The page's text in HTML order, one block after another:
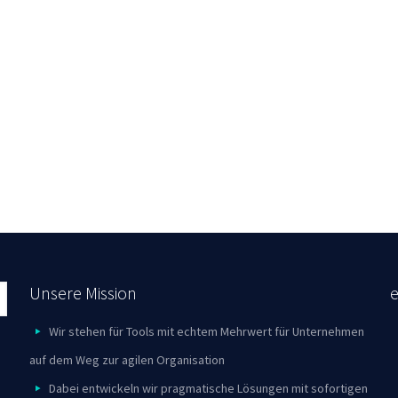
Unsere Mission
Wir stehen für Tools mit echtem Mehrwert für Unternehmen
auf dem Weg zur agilen Organisation
Dabei entwickeln wir pragmatische Lösungen mit sofortigen